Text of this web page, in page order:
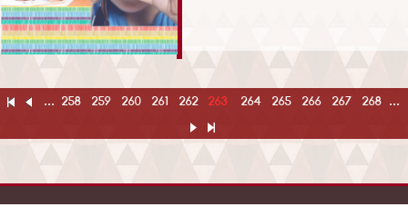
... 258 259 260 261 262 263 264 265 266 267 268 ...